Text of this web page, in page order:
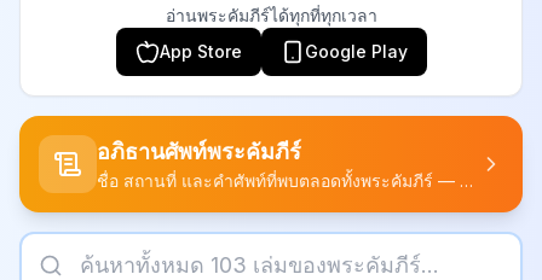
อ่านพระคัมภีร์ได้ทุกที่ทุกเวลา
App Store
Google Play
อภิธานศัพท์พระคัมภีร์
ชื่อ สถานที่ และคำศัพท์ที่พบตลอดทั้งพระคัมภีร์ — พร้อมความหมายที่ฟื้นคืนแล้ว